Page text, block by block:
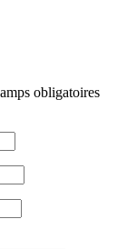
obligatoires